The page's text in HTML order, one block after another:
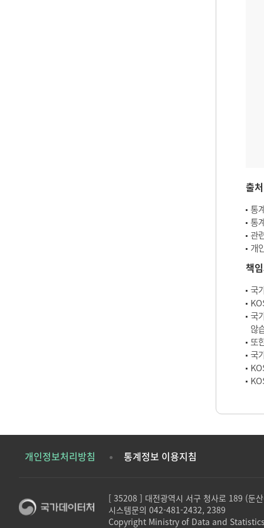
출
통
통
관
개
책
국
국
않
또
국
개인정보처리방침 통계정보 이용지침
[ 35208 ] 대전광역시 서구 청사로 189 (둔
시스템문의 042-481-2432, 2389
Copyright Ministry of Data and